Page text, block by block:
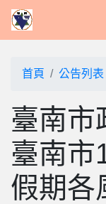
首頁 公告列表
臺南市
臺南市
假期各